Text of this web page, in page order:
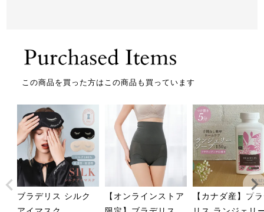
この商品を買った方はこの商品も買っています
ブラデリス シルク
【オンラインストア
【カナダ産】ブ